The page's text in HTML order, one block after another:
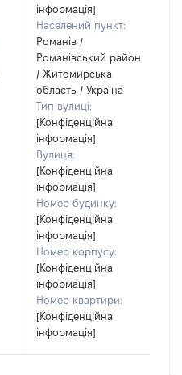
інформація]
Населений пункт:
Романів /
Романівський район
/ Житомирська
область / Україна
Тип вулиці:
[Конфіденційна
інформація]
Вулиця:
[Конфіденційна
інформація]
Номер будинку:
[Конфіденційна
інформація]
Номер корпусу:
[Конфіденційна
інформація]
Номер квартири:
[Конфіденційна
інформація]